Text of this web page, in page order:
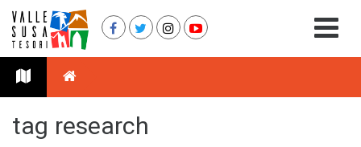
tag research